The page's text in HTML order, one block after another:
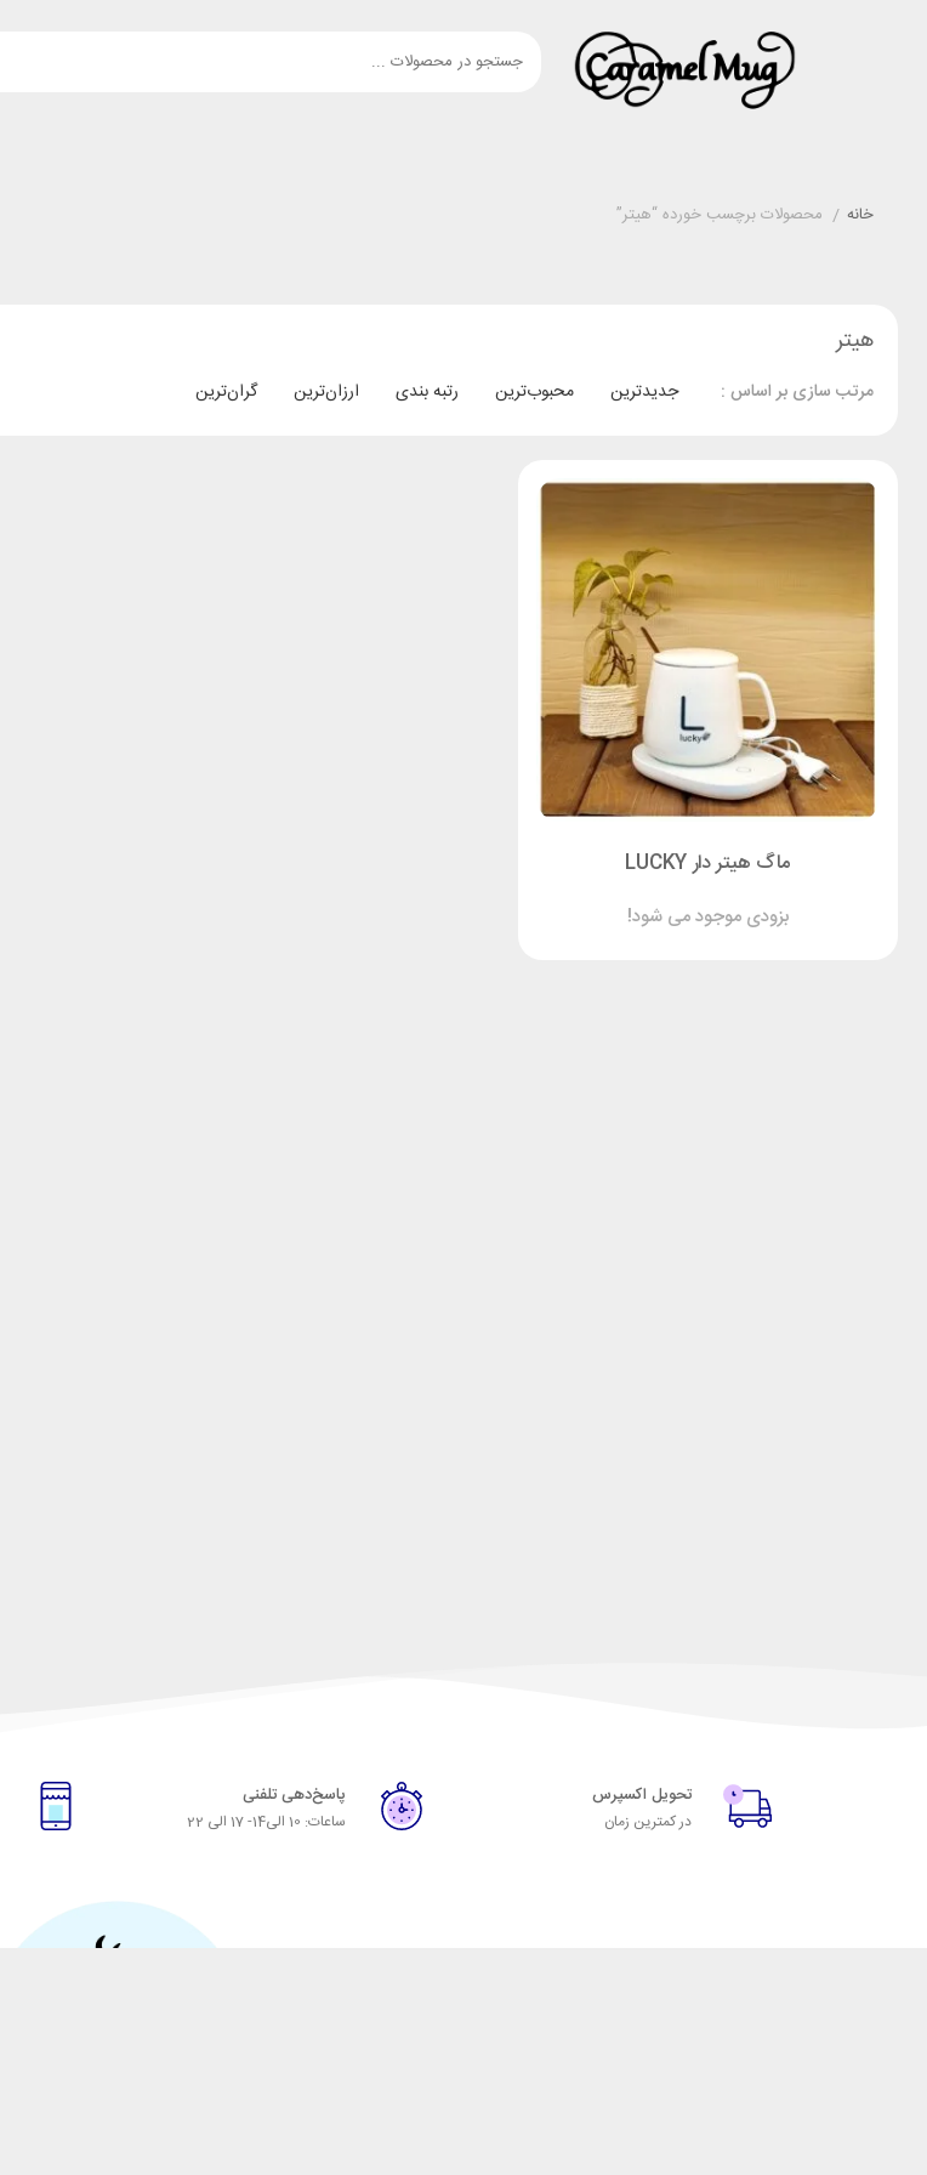
خانه / محصولات برچسب خورده “هیتر”
هیتر
مرتب سازی بر اساس : جدیدترین محبوب‌ترین رتبه بندی ارزان‌ترین گران‌ترین
ماگ هیتر دار LUCKY
بزودی موجود می شود!
تحویل اکسپرس
در کمترین زمان
پاسخ‌دهی تلفنی
ساعات: 10 الی14- 17 الی 22